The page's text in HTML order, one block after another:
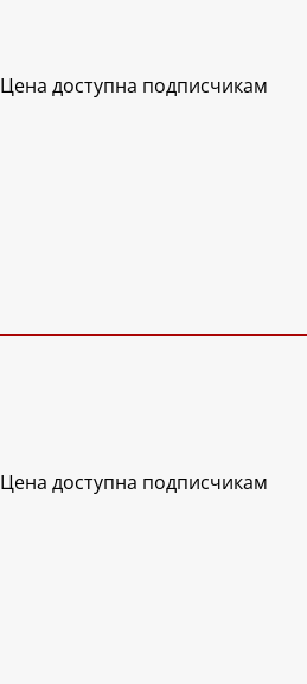
Цена доступна подписчикам
Цена доступна подписчикам